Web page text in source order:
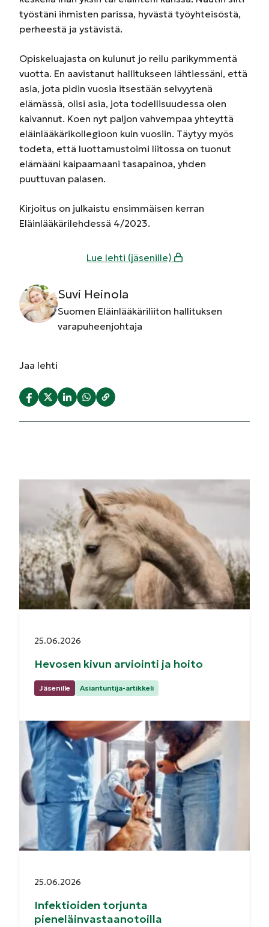
työstäni ihmisten parissa, hyvästä työyhteisöstä,
perheestä ja ystävistä.
Opiskeluajasta on kulunut jo reilu parikymmentä
vuotta. En aavistanut hallitukseen lähtiessäni, että
asia, jota pidin vuosia itsestään selvyytenä
elämässä, olisi asia, jota todellisuudessa olen
kaivannut. Koen nyt paljon vahvempaa yhteyttä
eläinlääkärikollegioon kuin vuosiin. Täytyy myös
todeta, että luottamustoimi liitossa on tuonut
elämääni kaipaamaani tasapainoa, yhden
puuttuvan palasen.
Kirjoitus on julkaistu ensimmäisen kerran
Eläinlääkärilehdessä 4/2023.
Lue lehti (jäsenille)
Suvi Heinola
Suomen Eläinlääkäriliiton hallituksen
varapuheenjohtaja
Jaa lehti
Hevosen kivun arviointi ja hoito
Julkaistu:
25.06.2026
Jäsenille
Kategoriat:Asiantuntija-artikkeli
Infektioiden torjunta
pieneläinvastaanotoilla
Julkaistu:
25.06.2026